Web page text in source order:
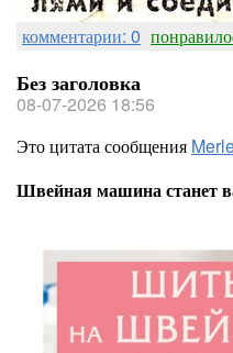
комментарии: 0
Без заголовка
08-07-2026 18:56
Это цитата сообщения
Швейная машина станет